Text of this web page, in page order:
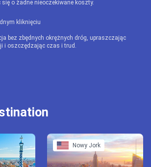
o żadne nieoczekiwane koszty.
kliknięciu
bez zbędnych okrężnych dróg, upraszczając
i oszczędzając czas i trud.
Nowy Jork